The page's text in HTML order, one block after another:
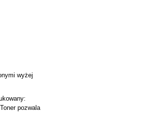
wyżej
pozwala